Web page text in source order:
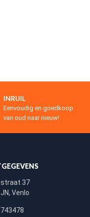
INRUIL
Eenvoudig en goedkoop
van oud naar nieuw!
37
Venlo